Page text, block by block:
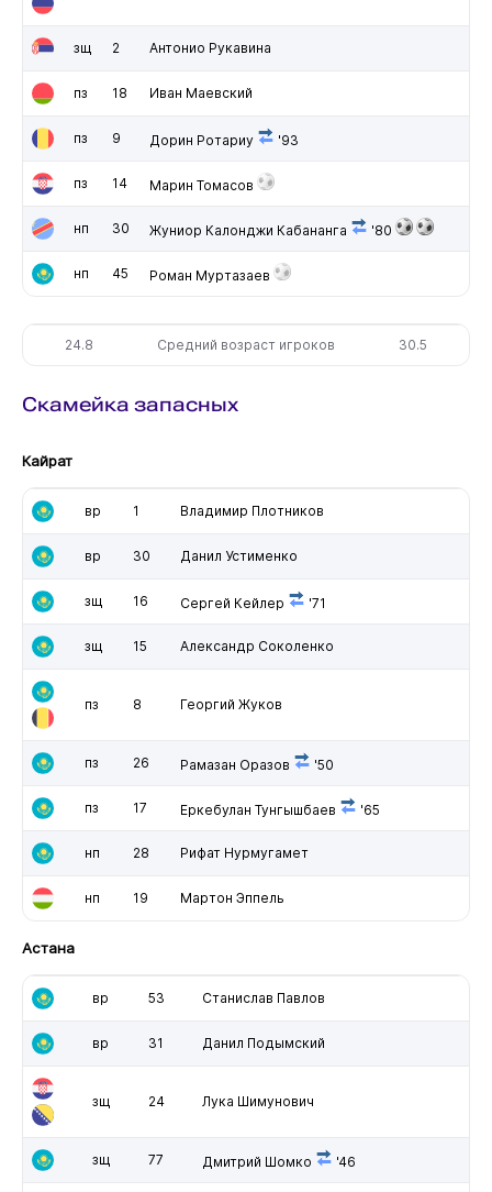
зщ 2 Антонио Рукавина
пз 18 Иван Маевский
пз 9 Дорин Ротариу '93
пз 14 Марин Томасов
нп 30 Жуниор Калонджи Кабананга '80
нп 45 Роман Муртазаев
24.8 Средний возраст игроков 30.5
Скамейка запасных
Кайрат
вр 1 Владимир Плотников
вр 30 Данил Устименко
зщ 16 Сергей Кейлер '71
зщ 15 Александр Соколенко
пз 8 Георгий Жуков
пз 26 Рамазан Оразов '50
пз 17 Еркебулан Тунгышбаев '65
нп 28 Рифат Нурмугамет
нп 19 Мартон Эппель
Астана
вр 53 Станислав Павлов
вр 31 Данил Подымский
зщ 24 Лука Шимунович
зщ 77 Дмитрий Шомко '46